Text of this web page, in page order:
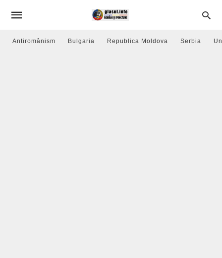
Antiromânism Bulgaria Republica Moldova Serbia